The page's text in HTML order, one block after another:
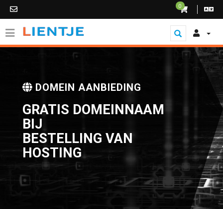
0
DOMEIN AANBIEDING
GRATIS DOMEINNAAM
BIJ
BESTELLING VAN
HOSTING